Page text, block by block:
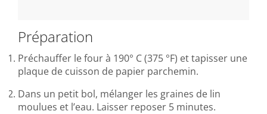
Préparation
Préchauffer le four à 190° C (375 °F) et tapisser une
plaque de cuisson de papier parchemin.
Dans un petit bol, mélanger les graines de lin
moulues et l’eau. Laisser reposer 5 minutes.